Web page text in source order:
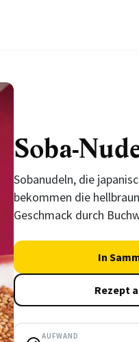
Soba-
Sobanudeln, die
bekommen die
Geschmack durch
In
Rezept
AUFWAND